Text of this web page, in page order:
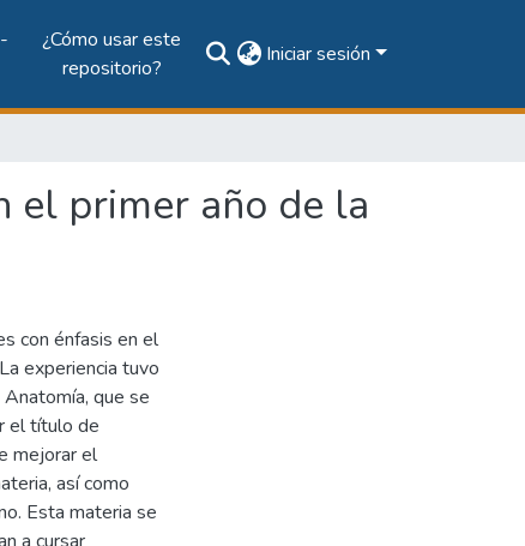
¿Cómo usar este
repositorio?
Iniciar sesión
el primer año de la
con énfasis en el
experiencia tuvo
que se
el título de
mejorar el
así como
Esta materia se